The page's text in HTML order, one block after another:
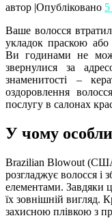
автор |Опубліковано
Ваше волосся
укладок праскою або
Ви годинами не
звернулися за
знаменитості –
оздоровлення
послугу в салонах
У чому
Brazilian Blowout
розгладжує волосся і
елементами. Завдяки
їх зовнішній вигляд.
захисною плівкою з